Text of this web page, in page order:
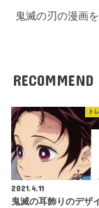
鬼滅の刃の漫画
RECOMMEND
ト
2021.4.11
鬼滅の耳飾りのデザ